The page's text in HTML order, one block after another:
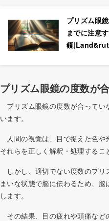
プリズム眼
までに注意
鏡
プリズム眼鏡の度数が
プリズム眼鏡の度数が合ってい
います。
人間の視覚は、目で捉えた色や
それらを正しく解釈・処理するこ
しかし、適切でない度数のプリ
まいな状態で脳に伝わるため、
します。
その結果、目の疲れや頭痛など